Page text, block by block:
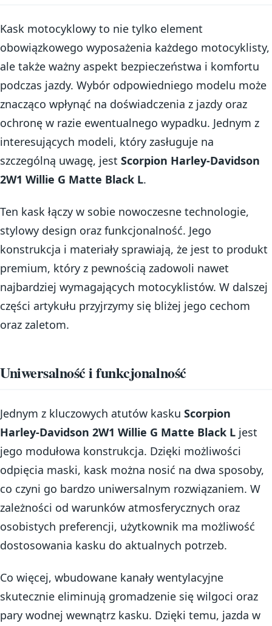
Kask motocyklowy to nie tylko element
obowiązkowego wyposażenia każdego motocyklisty,
ale także ważny aspekt bezpieczeństwa i komfortu
podczas jazdy. Wybór odpowiedniego modelu może
znacząco wpłynąć na doświadczenia z jazdy oraz
ochronę w razie ewentualnego wypadku. Jednym z
interesujących modeli, który zasługuje na
szczególną uwagę, jest Scorpion Harley-Davidson
2W1 Willie G Matte Black L.
Ten kask łączy w sobie nowoczesne technologie,
stylowy design oraz funkcjonalność. Jego
konstrukcja i materiały sprawiają, że jest to produkt
premium, który z pewnością zadowoli nawet
najbardziej wymagających motocyklistów. W dalszej
części artykułu przyjrzymy się bliżej jego cechom
oraz zaletom.
Uniwersalność i funkcjonalność
Jednym z kluczowych atutów kasku Scorpion
Harley-Davidson 2W1 Willie G Matte Black L jest
jego modułowa konstrukcja. Dzięki możliwości
odpięcia maski, kask można nosić na dwa sposoby,
co czyni go bardzo uniwersalnym rozwiązaniem. W
zależności od warunków atmosferycznych oraz
osobistych preferencji, użytkownik ma możliwość
dostosowania kasku do aktualnych potrzeb.
Co więcej, wbudowane kanały wentylacyjne
skutecznie eliminują gromadzenie się wilgoci oraz
pary wodnej wewnątrz kasku. Dzięki temu, jazda w